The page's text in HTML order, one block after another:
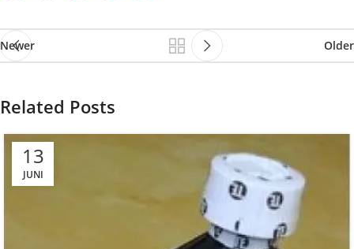
Newer Older
Related Posts
13
JUNI